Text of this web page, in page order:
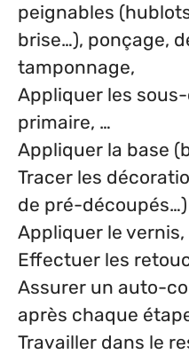
peignables
brise…), ponçage,
tamponnage,
Appliquer les
primaire, …
Appliquer la base
Tracer les
de pré-découpés…)
Appliquer le vernis,
Effectuer les
Assurer un auto-
après chaque
Travailler dans le